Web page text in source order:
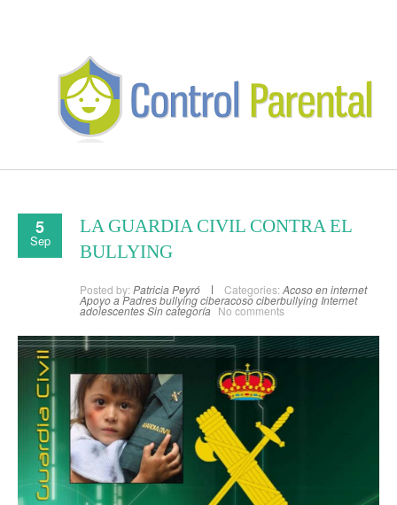
5
Sep
LA GUARDIA CIVIL CONTRA EL
BULLYING
Posted by: Patricia Peyró Categories: Acoso en internet
Apoyo a Padresbullyingciberacosociberbullying Internet
adolescentesSin categoría No comments